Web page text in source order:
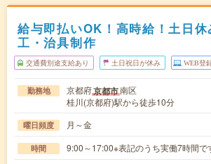
給与即払いOK！高時給！土日休
工・治具制作
交通費別途支給あり 土日祝日が休み WEB登
勤務地 京都府京都市南区
桂川(京都府)駅から徒歩10分
曜日頻度 月～金
時間 9:00～17:00※表記のうち実働7時間で